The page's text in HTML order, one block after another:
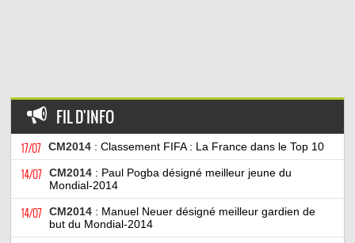
FIL D'INFO
17/07 CM2014 : Classement FIFA : La France dans le Top 10
14/07 CM2014 : Paul Pogba désigné meilleur jeune du
Mondial-2014
14/07 CM2014 : Manuel Neuer désigné meilleur gardien de
but du Mondial-2014